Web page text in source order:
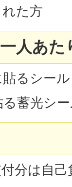
た方
人あた
るシー
蓄光シ
分は自